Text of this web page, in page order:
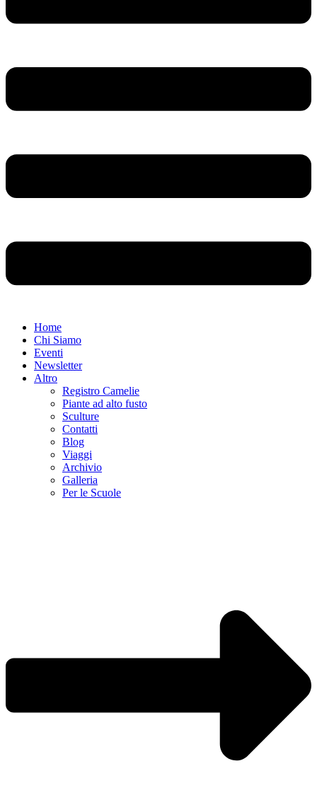
Home
Chi Siamo
Eventi
Newsletter
Altro
Registro Camelie
Piante ad alto fusto
Sculture
Contatti
Blog
Viaggi
Archivio
Galleria
Per le Scuole